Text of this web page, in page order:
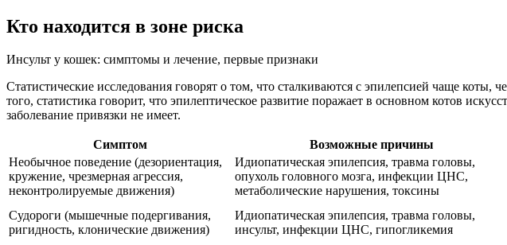
Кто находится в зоне риска
Инсульт у кошек: симптомы и лечение, первые признаки
Статистические исследования говорят о том, что сталкиваются с эпилепсией чаще
того, статистика говорит, что эпилептическое развитие поражает в основном котов
заболевание привязки не имеет.
Симптом Возможные причины
Необычное поведение (дезориентация,
кружение, чрезмерная агрессия,
неконтролируемые движения)
Идиопатическая эпилепсия, травма головы,
опухоль головного мозга, инфекции ЦНС,
метаболические нарушения, токсины
Судороги (мышечные подергивания,
ригидность, клонические движения)
Идиопатическая эпилепсия, травма головы,
инсульт, инфекции ЦНС, гипогликемия